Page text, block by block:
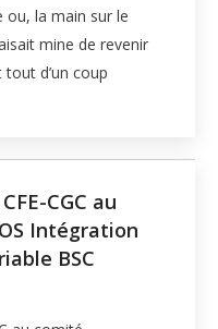
ou, la main sur le
mine de revenir
d’un coup
CGC au
Intégration
BSC